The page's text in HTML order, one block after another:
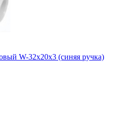
W-32х20х3 (синяя ручка)